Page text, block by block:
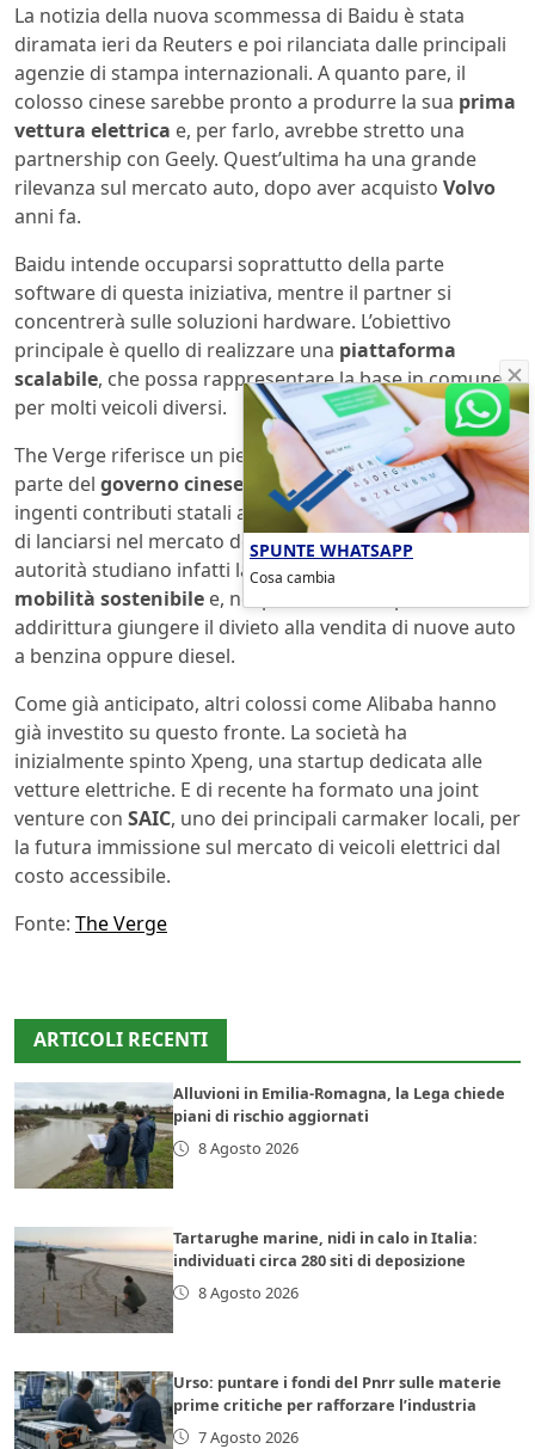
La notizia della nuova scommessa di Baidu è stata
diramata ieri da Reuters e poi rilanciata dalle principali
agenzie di stampa internazionali. A quanto pare, il
colosso cinese sarebbe pronto a produrre la sua prima
vettura elettrica e, per farlo, avrebbe stretto una
partnership con Geely. Quest’ultima ha una grande
rilevanza sul mercato auto, dopo aver acquisto Volvo
anni fa.
Baidu intende occuparsi soprattutto della parte
software di questa iniziativa, mentre il partner si
concentrerà sulle soluzioni hardware. L’obiettivo
principale è quello di realizzare una piattaforma
scalabile, che possa rappresentare la base in comune
per molti veicoli diversi.
The Verge riferisce un pieno appoggio all’iniziativa da
parte del governo cinese , il quale da tempo garantisce
ingenti contributi statali alle società private desiderose
di lanciarsi nel mercato delle auto elettriche. Dal 2017 le
autorità studiano infatti la transizione verso una
mobilità sostenibile e, nei prossimi anni, potrebbe
addirittura giungere il divieto alla vendita di nuove auto
a benzina oppure diesel.
Come già anticipato, altri colossi come Alibaba hanno
già investito su questo fronte. La società ha
inizialmente spinto Xpeng, una startup dedicata alle
vetture elettriche. E di recente ha formato una joint
venture con SAIC, uno dei principali carmaker locali, per
la futura immissione sul mercato di veicoli elettrici dal
costo accessibile.
Fonte: The Verge
ARTICOLI RECENTI
Alluvioni in Emilia-Romagna, la Lega chiede
piani di rischio aggiornati
8 Agosto 2026
Tartarughe marine, nidi in calo in Italia:
individuati circa 280 siti di deposizione
8 Agosto 2026
Urso: puntare i fondi del Pnrr sulle materie
prime critiche per rafforzare l’industria
7 Agosto 2026
SPUNTE WHATSAPP
Cosa cambia